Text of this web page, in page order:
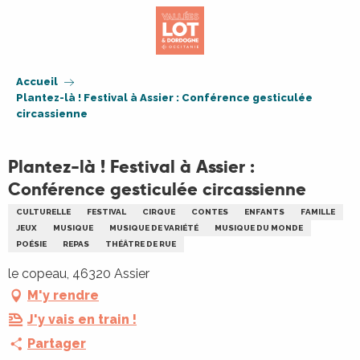
Accueil
Plantez-là ! Festival à Assier : Conférence gesticulée
circassienne
Plantez-là ! Festival à Assier :
Conférence gesticulée circassienne
CULTURELLE FESTIVAL CIRQUE CONTES ENFANTS
FAMILLE
JEUX
MUSIQUE MUSIQUE DE VARIÉTÉ
MUSIQUE DU MONDE
POÉSIE
REPAS THÉÂTRE DE RUE
le copeau, 46320 Assier
M'y rendre
J'y vais en train !
Partager